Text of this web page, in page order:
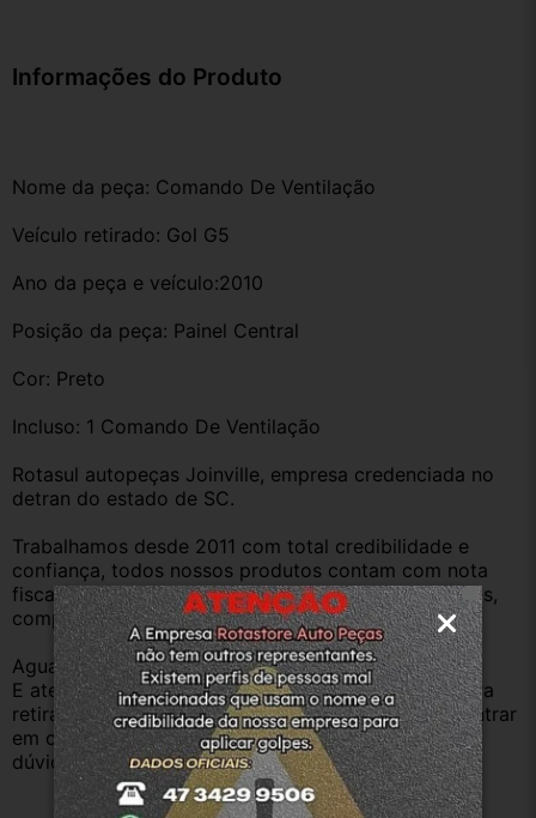
Informações do Produto
Nome da peça: Comando De Ventilação
Veículo retirado: Gol G5
Ano da peça e veículo:2010
Posição da peça: Painel Central
Cor: Preto
Incluso: 1 Comando De Ventilação
Rotasul autopeças Joinville, empresa credenciada no
detran do estado de SC.
Trabalhamos desde 2011 com total credibilidade e
confiança, todos nossos produtos contam com nota
fiscal e procedência, nossas peças são todas usadas,
compramos Somente veículos baixado no Detran.
Aguardamos sua pergunta ou compra.
E atenderemos o quanto antes, caso o cliente prefira
retirar na nossa loja física também aceitamos, só entrar
em contato com a equipe Rotasul e tiramos suas
dúvidas.